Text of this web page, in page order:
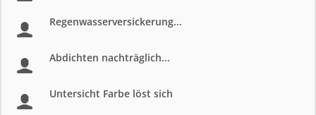
Regenwasserversickerung...
Abdichten nachträglich...
Untersicht Farbe löst sich